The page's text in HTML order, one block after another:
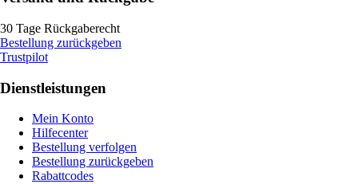
30 Tage Rückgaberecht
Bestellung zurückgeben
Trustpilot
Dienstleistungen
Mein Konto
Hilfecenter
Bestellung verfolgen
Bestellung zurückgeben
Rabattcodes